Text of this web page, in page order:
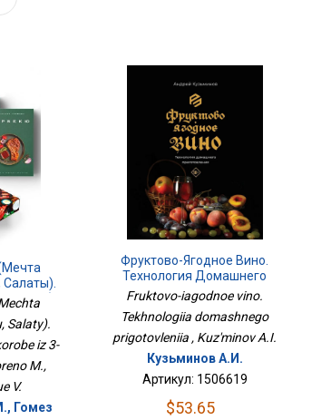
Салаты).
Коробе
Salaty).
iz 3-
M.,
V.
Гомез
Фруктово-Ягодное Вино.
Технология Домашнего
Приготовления
Fruktovo-iagodnoe vino.
Tekhnologiia domashnego
prigotovleniia , Kuz'minov A.I.
Кузьминов А.И.
Артикул: 1506619
$53.65